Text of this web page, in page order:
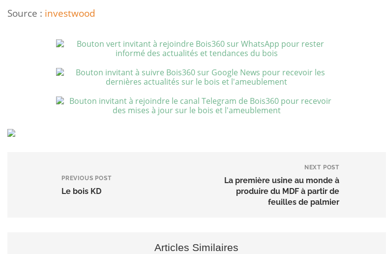
Source : investwood
PREVIOUS POST
Le bois KD
NEXT POST
La première usine au monde à
produire du MDF à partir de
feuilles de palmier
Articles Similaires